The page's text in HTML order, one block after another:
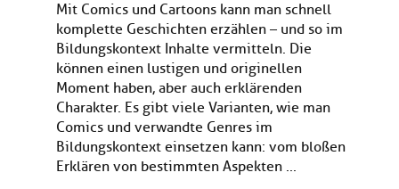
Mit Comics und Cartoons kann man schnell
komplette Geschichten erzählen – und so im
Bildungskontext Inhalte vermitteln. Die
können einen lustigen und originellen
Moment haben, aber auch erklärenden
Charakter. Es gibt viele Varianten, wie man
Comics und verwandte Genres im
Bildungskontext einsetzen kann: vom bloßen
Erklären von bestimmten Aspekten ...